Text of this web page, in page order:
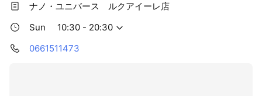
ナノ・ユニバース ルクアイーレ店
Sun
10:30 - 20:30
0661511473